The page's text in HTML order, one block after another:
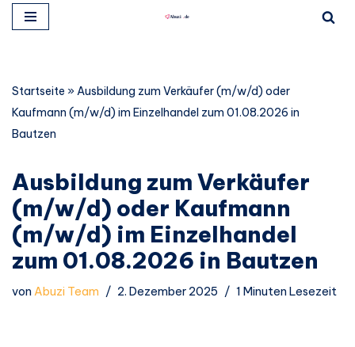
springen
Startseite »Ausbildung zum Verkäufer (m/w/d) oder
Kaufmann (m/w/d) im Einzelhandel zum 01.08.2026 in
Bautzen
Ausbildung zum Verkäufer
(m/w/d) oder Kaufmann
(m/w/d) im Einzelhandel
zum 01.08.2026 in Bautzen
vonAbuzi Team 2. Dezember 2025 1 Minuten Lesezeit